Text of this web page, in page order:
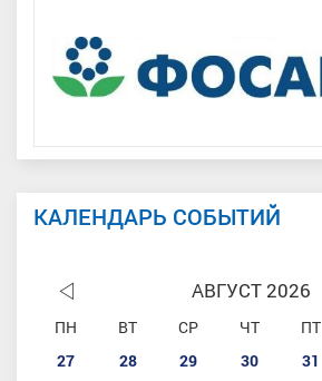
КАЛЕНДАРЬ СОБЫТИЙ
АВГУСТ 2026
ПН ВТ СР ЧТ ПТ
27
28 29 30 31